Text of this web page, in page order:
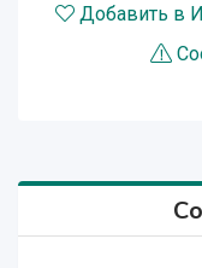
Добавить в